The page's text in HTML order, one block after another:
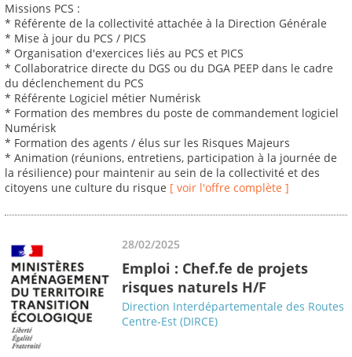
Missions PCS :
* Référente de la collectivité attachée à la Direction Générale
* Mise à jour du PCS / PICS
* Organisation d'exercices liés au PCS et PICS
* Collaboratrice directe du DGS ou du DGA PEEP dans le cadre
du déclenchement du PCS
* Référente Logiciel métier Numérisk
* Formation des membres du poste de commandement logiciel
Numérisk
* Formation des agents / élus sur les Risques Majeurs
* Animation (réunions, entretiens, participation à la journée de
la résilience) pour maintenir au sein de la collectivité et des
citoyens une culture du risque [ voir l'offre complète ]
28/02/2025
Emploi : Chef.fe de projets
risques naturels H/F
Direction Interdépartementale des Routes
Centre-Est (DIRCE)